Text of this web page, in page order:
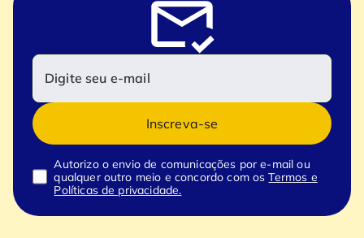
Inscreva-se
Autorizo o envio de comunicações por e-mail ou
qualquer outro meio e concordo com osTermos e
Políticas de privacidade.